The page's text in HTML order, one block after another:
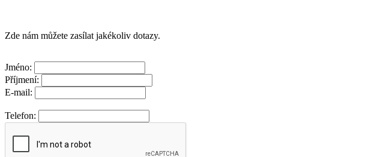
Zde nám můžete zasílat jakékoliv dotazy.
Jméno:
Příjmení:
E-mail:
Telefon: